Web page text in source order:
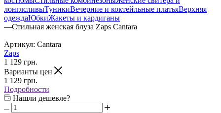
лонглсливыТуникиВечерние и коктейльные платьяВерхняя
одеждаЮбкиЖакеты и кардиганы
—Стильная женская блуза Zaps Cantara
Артикул: Cantara
Zaps
1 129 грн.
Варианты цен
1 129 грн.
Подробности
Нашли дешевле?